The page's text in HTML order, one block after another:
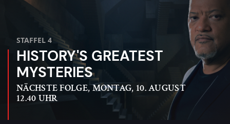
STAFFEL 4
HISTORY'S GREATEST
MYSTERIES
NÄCHSTE FOLGE, MONTAG, 10. AUGUST
12.40 UHR